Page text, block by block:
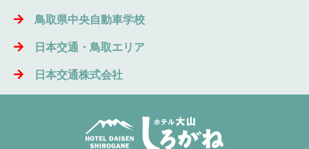
鳥取県中央自動車学校
日本交通・鳥取エリア
日本交通株式会社